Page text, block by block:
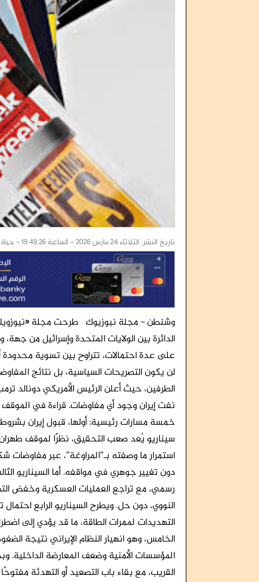
النضال
اعتقال معين المقرحي
النقابات
تاريخ النشر: الثلاثاء 24 مارس 2026 - الساعة 19:49:26 - حياة عدن / خاص :
وشنطن - مجلة نبوزيوك طرحت مجلة
الدائرة بين الولايات المتحدة وإسرائيل من
على عدة احتمالات، تتراوح بين تسوية محدودة
لن يكون التصريحات السياسية، بل نتائج
الطرفين، حيث أعلن الرئيس الأمريكي
نفت إيران وجود أي مفاوضات. قراءة في
خمسة مسارات رئيسية: أولها، قبول إيران
سيناريو يُعد صعب التحقيق، نظرًا لموقف طهران
استمرار ما وصفته بـ”المراوغة”، عبر
دون تغيير جوهري في مواقفه. أما السيناريو
رسمي، مع تراجع العمليات العسكرية وخفض
النووي، دون حل. ويطرح السيناريو الرابع
التهديدات لممرات الطاقة، ما قد يؤدي إلى
الخامس، وهو انهيار النظام الإيراني نتيجة
المؤسسات الأمنية وضعف المعارضة الداخلية.
القريب، مع بقاء باب التصعيد أو التهدئة